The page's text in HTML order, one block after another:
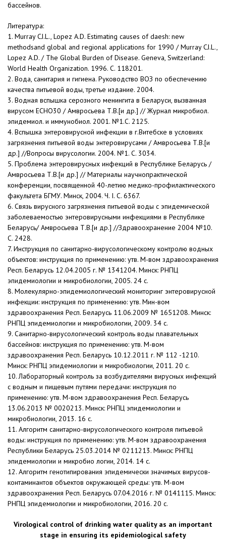
бассейнов.
Литература:
1. Murray CJ.L., Lopez A.D. Estimating causes of daesh: new
methodsand global and regional applications for 1990 / Murray CJ.L.,
Lopez A.D. / The Global Burden of Disease. Geneva, Switzerland:
World Health Organization. 1996. С. 118201.
2. Вода, санитария и гигиена. Руководство ВОЗ по обеспечению
качества питьевой воды, третье издание. 2004.
3. Водная вспышка серозного менингита в Беларуси, вызванная
вирусом ЕСНО30 / Амвросьева Т.В.[и др.] // Журнал микробиол.
эпидемиол. и иммунобиол. 2001. №1.С. 2125.
4. Вспышка энтеровирусной инфекции в г.Витебске в условиях
загрязнения питьевой воды энтеровирусами / Амвросьева Т.В.[и
др.] //Вопросы вирусологии. 2004. №1. С. 3034.
5. Проблема энтеровирусных инфекций в Республике Беларусь /
Амвросьева Т.В.[и др.] // Материалы научнопрактической
конференции, посвященной 40-летию медико-профилактического
факультета БГМУ. Минск, 2004. Ч. I. С. 6367.
6. Cвязь вирусного загрязнения питьевой воды с эпидемической
заболеваемостью энтеровирусными инфекциями в Республике
Беларусь/ Амвросьева Т.В.[и др.] //Здравоохранение 2004 №10.
С. 2428.
7. Инструкция по санитарно-вирусологическому контролю водных
объектов: инструкция по применению: утв. М-вом здравоохранения
Респ. Беларусь 12.04.2005 г. № 1341204. Минск: РНПЦ
эпидемиологии и микробиологии, 2005. 24 с.
8. Молекулярно-эпидемиологический мониторинг энтеровирусной
инфекции: инструкция по применению: утв. Мин-вом
здравоохранения Респ. Беларусь 11.06.2009 № 1651208. Минск:
РНПЦ эпидемиологии и микробиологии, 2009. 34 с.
9. Санитарно-вирусологический контроль воды плавательных
бассейнов: инструкция по применению: утв. М-вом
здравоохранения Респ. Беларусь 10.12.2011 г. № 112 -1210.
Минск: РНПЦ эпидемиологии и микробиологии, 2011. 20 с.
10. Лабораторный контроль за возбудителями вирусных инфекций
с водным и пищевым путями передачи: инструкция по
применению: утв. М-вом здравоохранения Респ. Беларусь
13.06.2013 № 0020213. Минск: РНПЦ эпидемиологии и
микробиологии, 2013. 16 с.
11. Алгоритм санитарно-вирусологического контроля питьевой
воды: инструкция по применению: утв. М-вом здравоохранения
Республики Беларусь 25.03.2014 № 0211213. Минск: РНПЦ
эпидемиологии и микробио логии, 2014. 14 с.
12. Алгоритм генотипирования эпидемически значимых вирусов-
контаминантов объектов окружающей среды: утв. М-вом
здравоохранения Респ. Беларусь 07.04.2016 г. № 0141115. Минск:
РНПЦ эпидемиологии и микробиологии, 2016. 20 с.
Virological control of drinking water quality as an important
stage in ensuring its epidemiological safety